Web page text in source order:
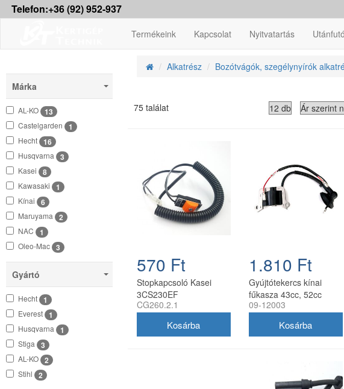
Telefon:+36 (92) 952-937
Termékeink Kapcsolat Nyitvatartás
Márka
AL-KO 13
Castelgarden 1
Hecht 16
Husqvarna 3
Kasei 8
Kawasaki 1
Kínai 6
Maruyama 2
NAC 1
Oleo-Mac 3
Solo, Alko 1
Solo by AL-KO
4
18
Gyártó
Hecht 1
Everest 1
Husqvarna 1
Stiga 3
AL-KO 2
Stihl 2
Alkatrész Bozótvágók, szegélynyírók
75 találat
570 Ft
Stopkapcsoló Kasei
3CS230EF
CG260.2.1
1.810 Ft
Gyújtótekercs kínai
fűkasza 43cc, 52cc
09-12003